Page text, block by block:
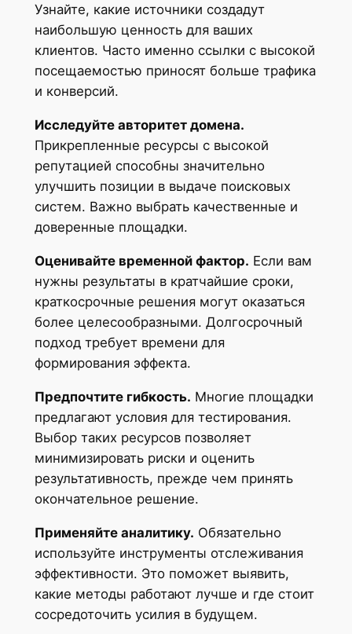
Узнайте, какие источники создадут
наибольшую ценность для ваших
клиентов. Часто именно ссылки с высокой
посещаемостью приносят больше трафика
и конверсий.
Исследуйте авторитет домена.
Прикрепленные ресурсы с высокой
репутацией способны значительно
улучшить позиции в выдаче поисковых
систем. Важно выбрать качественные и
доверенные площадки.
Оценивайте временной фактор. Если вам
нужны результаты в кратчайшие сроки,
краткосрочные решения могут оказаться
более целесообразными. Долгосрочный
подход требует времени для
формирования эффекта.
Предпочтите гибкость. Многие площадки
предлагают условия для тестирования.
Выбор таких ресурсов позволяет
минимизировать риски и оценить
результативность, прежде чем принять
окончательное решение.
Применяйте аналитику. Обязательно
используйте инструменты отслеживания
эффективности. Это поможет выявить,
какие методы работают лучше и где стоит
сосредоточить усилия в будущем.